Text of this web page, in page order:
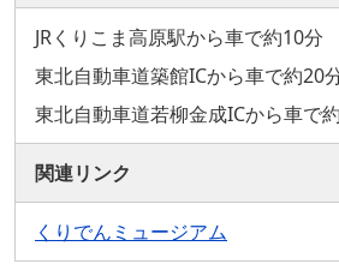
JRくりこま高原駅から車で約10分
東北自動車道築館ICから車で約20
東北自動車道若柳金成ICから車で
関連リンク
くりでんミュージアム